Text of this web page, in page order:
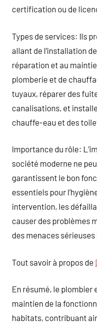
certification ou de
Types de services: Ils
allant de l’installation
réparation et au
plomberie et de
tuyaux, réparer des
canalisations, et
chauffe-eau et des
Importance du rôle:
société moderne ne
garantissent le bon
essentiels pour
intervention, les
causer des problèmes
des menaces
Tout savoir à propos de
En résumé, le plombier
maintien de la
habitats, contribuant